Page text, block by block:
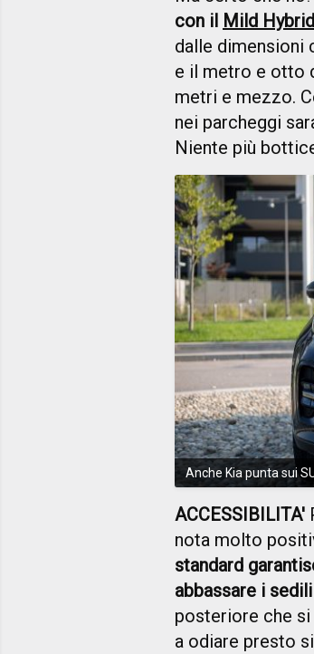
con il Mild Hybrid
dalle dimensioni
e il metro e otto
metri e mezzo.
nei parcheggi
Niente più
Anche Kia punta sui
ACCESSIBILITA'
nota molto
standard
abbassare i
posteriore che
a odiare presto